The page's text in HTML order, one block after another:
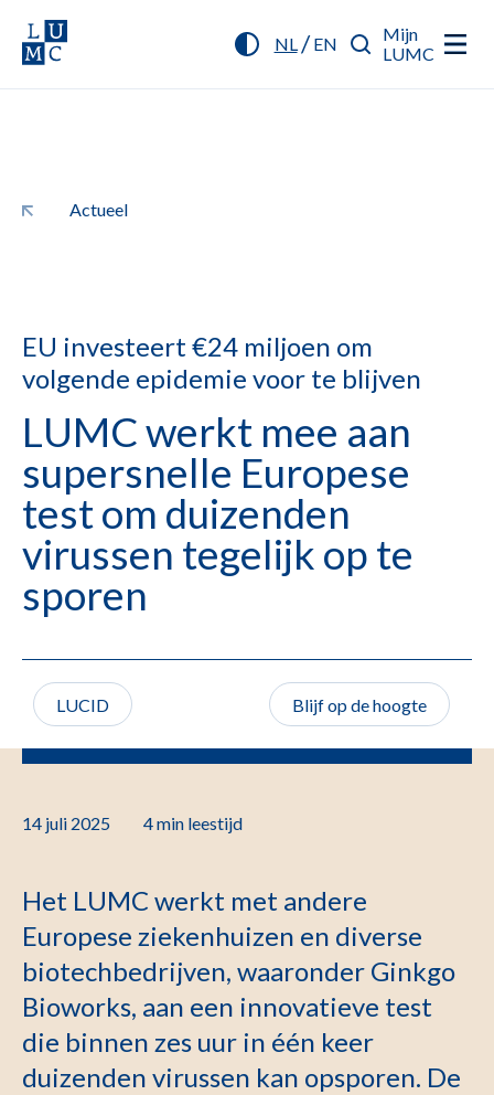
NL/ EN
Mijn
LUMC
Actueel
EU investeert €24 miljoen om
volgende epidemie voor te blijven
LUMC werkt mee aan
supersnelle Europese
test om duizenden
virussen tegelijk op te
sporen
LUCID Blijf op de hoogte
14 juli 2025 4 min leestijd
Het LUMC werkt met andere
Europese ziekenhuizen en diverse
biotechbedrijven, waaronder Ginkgo
Bioworks, aan een innovatieve test
die binnen zes uur in één keer
duizenden virussen kan opsporen. De